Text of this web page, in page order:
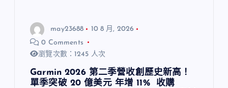
may23688
10 8 月, 2026
0 Comments
瀏覽次數：1245 人次
Garmin 2026 第二季營收創歷史新高！
單季突破 20 億美元 年增 11% 收購